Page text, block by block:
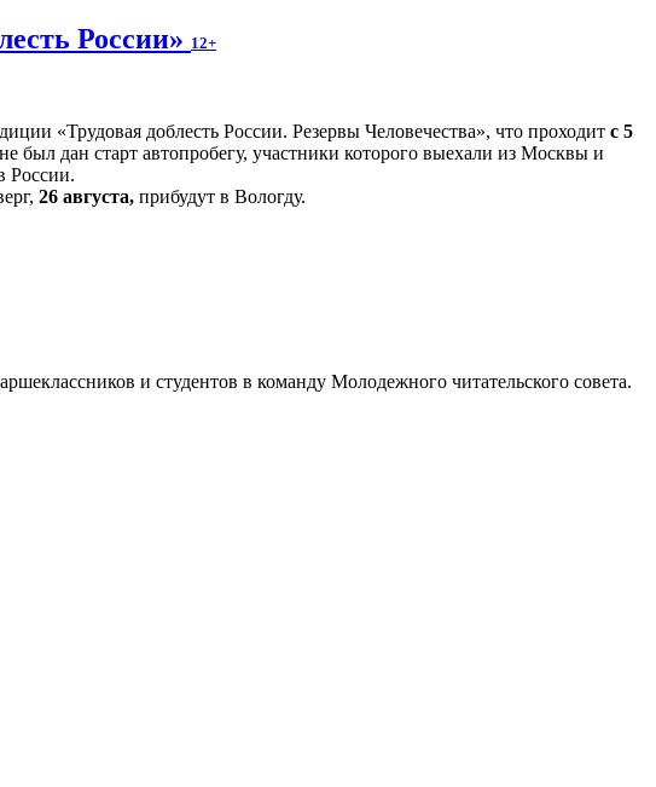
России» 12+
«Трудовая доблесть России. Резервы Человечества», что проходит с 5
дан старт автопробегу, участники которого выехали из Москвы и
России.
26 августа, прибудут в Вологду.
и студентов в команду Молодежного читательского совета.